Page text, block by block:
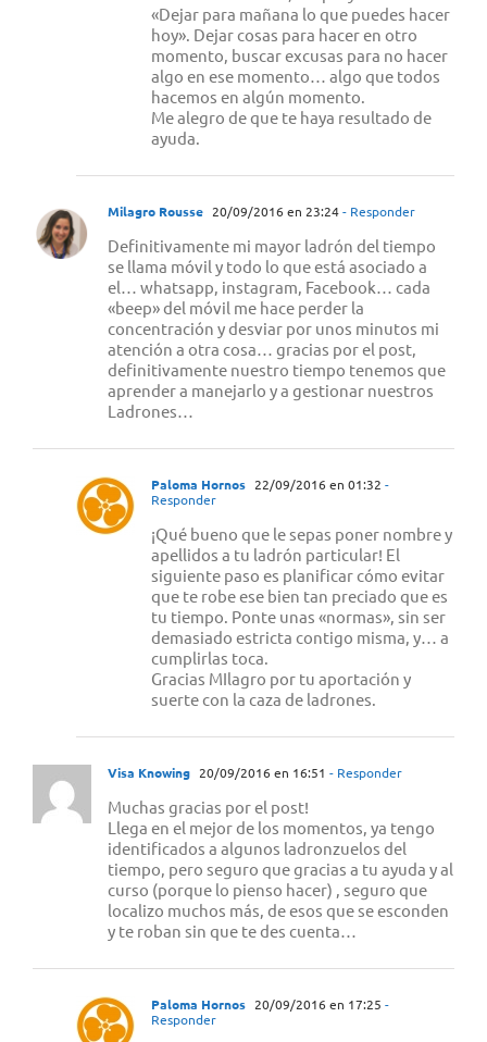
«Dejar para mañana lo que puedes hacer
hoy». Dejar cosas para hacer en otro
momento, buscar excusas para no hacer
algo en ese momento… algo que todos
hacemos en algún momento.
Me alegro de que te haya resultado de
ayuda.
Milagro Rousse 20/09/2016 en 23:24- Responder
Definitivamente mi mayor ladrón del tiempo
se llama móvil y todo lo que está asociado a
el… whatsapp, instagram, Facebook… cada
«beep» del móvil me hace perder la
concentración y desviar por unos minutos mi
atención a otra cosa… gracias por el post,
definitivamente nuestro tiempo tenemos que
aprender a manejarlo y a gestionar nuestros
Ladrones…
Paloma Hornos 22/09/2016 en 01:32 -
Responder
¡Qué bueno que le sepas poner nombre y
apellidos a tu ladrón particular! El
siguiente paso es planificar cómo evitar
que te robe ese bien tan preciado que es
tu tiempo. Ponte unas «normas», sin ser
demasiado estricta contigo misma, y… a
cumplirlas toca.
Gracias MIlagro por tu aportación y
suerte con la caza de ladrones.
Visa Knowing 20/09/2016 en 16:51 - Responder
Muchas gracias por el post!
Llega en el mejor de los momentos, ya tengo
identificados a algunos ladronzuelos del
tiempo, pero seguro que gracias a tu ayuda y al
curso (porque lo pienso hacer) , seguro que
localizo muchos más, de esos que se esconden
y te roban sin que te des cuenta…
Paloma Hornos 20/09/2016 en 17:25 -
Responder